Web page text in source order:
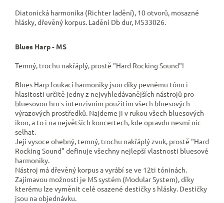
Diatonická harmonika (Richter ladění), 10 otvorů, mosazné
hlásky, dřevěný korpus. Ladění Db dur, M533026.
Blues Harp - MS
Temný, trochu nakřáplý, prostě "Hard Rocking Sound"!
Blues Harp foukací harmoniky jsou díky pevnému tónu i
hlasitosti určitě jedny z nejvyhledávanějších nástrojů pro
bluesovou hru s intenzivním použitím všech bluesových
výrazových prostředků. Najdeme ji v rukou všech bluesových
ikon, a to i na největších koncertech, kde opravdu nesmí nic
selhat.
Její vysoce ohebný, temný, trochu nakřáplý zvuk, prostě "Hard
Rocking Sound" definuje všechny nejlepší vlastnosti bluesové
harmoniky.
Nástroj má dřevěný korpus a vyrábí se ve 12ti tóninách.
Zajímavou možností je MS systém (Modular System), díky
kterému lze vyměnit celé osazené destičky s hlásky. Destičky
jsou na objednávku.